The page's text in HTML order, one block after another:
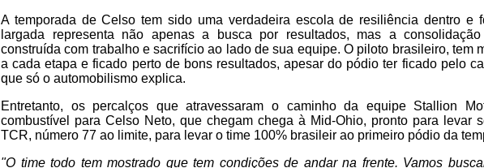
A temporada de Celso tem sido uma verdadeira escola de resiliência dentro e
largada representa não apenas a busca por resultados, mas a
construída com trabalho e sacrifício ao lado de sua equipe. O piloto brasileiro, tem
a cada etapa e ficado perto de bons resultados, apesar do pódio ter ficado pelo
que só o automobilismo explica.
Entretanto, os percalços que atravessaram o caminho da equipe Stallion
combustível para Celso Neto, que chegam chega à Mid-Ohio, pronto para levar
TCR, número 77 ao limite, para levar o time 100% brasileir ao primeiro pódio da
"O time todo tem mostrado que tem condições de andar na frente. Vamos